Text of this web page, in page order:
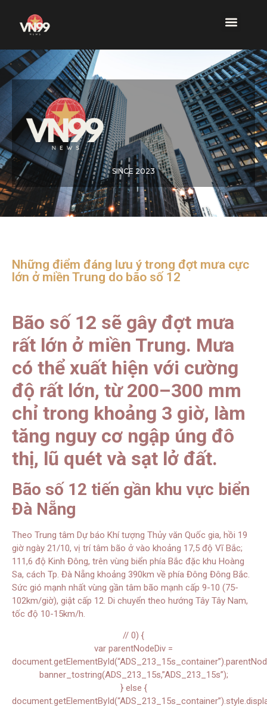
SINCE 2023
Những điểm đáng lưu ý trong đợt mưa cực
lớn ở miền Trung do bão số 12
Bão số 12 sẽ gây đợt mưa
rất lớn ở miền Trung. Mưa
có thể xuất hiện với cường
độ rất lớn, từ 200–300 mm
chỉ trong khoảng 3 giờ, làm
tăng nguy cơ ngập úng đô
thị, lũ quét và sạt lở đất.
Bão số 12 tiến gần khu vực biển
Đà Nẵng
Theo Trung tâm Dự báo Khí tượng Thủy văn Quốc gia, hồi 19
giờ ngày 21/10, vị trí tâm bão ở vào khoảng 17,5 độ Vĩ Bắc;
111,6 độ Kinh Đông, trên vùng biển phía Bắc đặc khu Hoàng
Sa, cách Tp. Đà Nẵng khoảng 390km về phía Đông Đông Bắc.
Sức gió mạnh nhất vùng gần tâm bão mạnh cấp 9-10 (75-
102km/giờ), giật cấp 12. Di chuyển theo hướng Tây Tây Nam,
tốc độ 10-15km/h.
// 0) {
var parentNodeDiv =
banner_tostring(ADS_213_15s,”ADS_213_15s”);
} else {